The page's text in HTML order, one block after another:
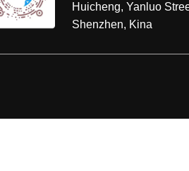
Huicheng, Yanluo
Shenzhen, Kina